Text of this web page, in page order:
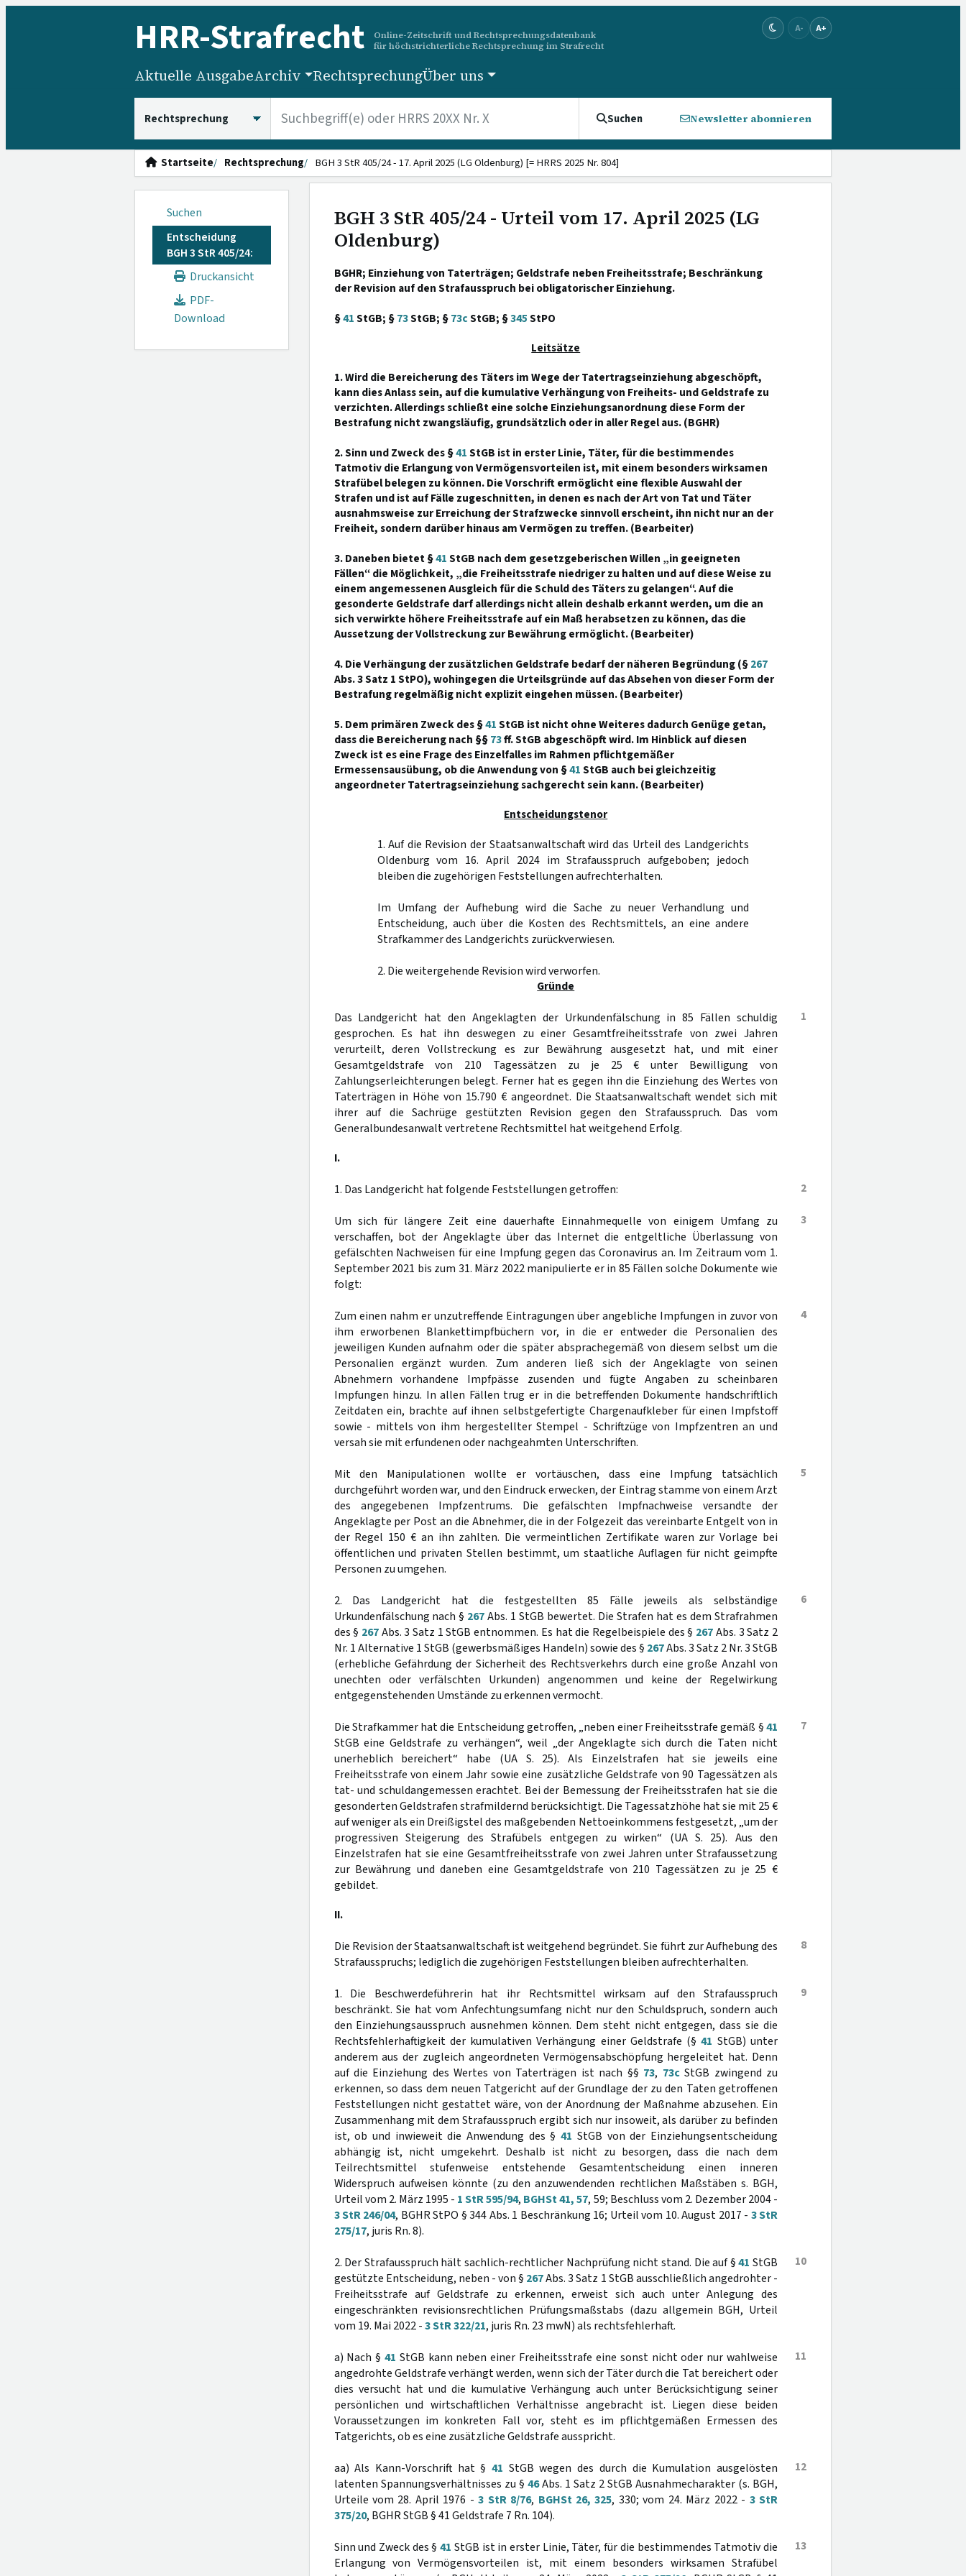
HRR-Strafrecht
Online-Zeitschrift und Rechtsprechungsdatenbank
für höchstrichterliche Rechtsprechung im Strafrecht
A- A+
Aktuelle AusgabeArchiv RechtsprechungÜber uns
Suchen Newsletter abonnieren
Startseite Rechtsprechung BGH 3 StR 405/24 - 17. April 2025 (LG Oldenburg) [= HRRS 2025 Nr. 804]
Suchen
Entscheidung
BGH 3 StR 405/24:
Druckansicht
PDF-
Download
BGH 3 StR 405/24 - Urteil vom 17. April 2025 (LG
Oldenburg)
BGHR; Einziehung von Taterträgen; Geldstrafe neben Freiheitsstrafe; Beschränkung
der Revision auf den Strafausspruch bei obligatorischer Einziehung.
§41StGB; §73StGB; §73cStGB; §345StPO
Leitsätze
1. Wird die Bereicherung des Täters im Wege der Tatertragseinziehung abgeschöpft,
kann dies Anlass sein, auf die kumulative Verhängung von Freiheits- und Geldstrafe zu
verzichten. Allerdings schließt eine solche Einziehungsanordnung diese Form der
Bestrafung nicht zwangsläufig, grundsätzlich oder in aller Regel aus. (BGHR)
2. Sinn und Zweck des §41StGB ist in erster Linie, Täter, für die bestimmendes
Tatmotiv die Erlangung von Vermögensvorteilen ist, mit einem besonders wirksamen
Strafübel belegen zu können. Die Vorschrift ermöglicht eine flexible Auswahl der
Strafen und ist auf Fälle zugeschnitten, in denen es nach der Art von Tat und Täter
ausnahmsweise zur Erreichung der Strafzwecke sinnvoll erscheint, ihn nicht nur an der
Freiheit, sondern darüber hinaus am Vermögen zu treffen. (Bearbeiter)
3. Daneben bietet §41StGB nach dem gesetzgeberischen Willen „in geeigneten
Fällen“ die Möglichkeit, „die Freiheitsstrafe niedriger zu halten und auf diese Weise zu
einem angemessenen Ausgleich für die Schuld des Täters zu gelangen“. Auf die
gesonderte Geldstrafe darf allerdings nicht allein deshalb erkannt werden, um die an
sich verwirkte höhere Freiheitsstrafe auf ein Maß herabsetzen zu können, das die
Aussetzung der Vollstreckung zur Bewährung ermöglicht. (Bearbeiter)
4. Die Verhängung der zusätzlichen Geldstrafe bedarf der näheren Begründung (§267
Abs. 3 Satz 1 StPO), wohingegen die Urteilsgründe auf das Absehen von dieser Form der
Bestrafung regelmäßig nicht explizit eingehen müssen. (Bearbeiter)
5. Dem primären Zweck des §41StGB ist nicht ohne Weiteres dadurch Genüge getan,
dass die Bereicherung nach §§73ff. StGB abgeschöpft wird. Im Hinblick auf diesen
Zweck ist es eine Frage des Einzelfalles im Rahmen pflichtgemäßer
Ermessensausübung, ob die Anwendung von §41StGB auch bei gleichzeitig
angeordneter Tatertragseinziehung sachgerecht sein kann. (Bearbeiter)
Entscheidungstenor
1. Auf die Revision der Staatsanwaltschaft wird das Urteil des Landgerichts
Oldenburg vom 16. April 2024 im Strafausspruch aufgeboben; jedoch
bleiben die zugehörigen Feststellungen aufrechterhalten.
Im Umfang der Aufhebung wird die Sache zu neuer Verhandlung und
Entscheidung, auch über die Kosten des Rechtsmittels, an eine andere
Strafkammer des Landgerichts zurückverwiesen.
2. Die weitergehende Revision wird verworfen.
Gründe
1
Das Landgericht hat den Angeklagten der Urkundenfälschung in 85 Fällen schuldig
gesprochen. Es hat ihn deswegen zu einer Gesamtfreiheitsstrafe von zwei Jahren
verurteilt, deren Vollstreckung es zur Bewährung ausgesetzt hat, und mit einer
Gesamtgeldstrafe von 210 Tagessätzen zu je 25 € unter Bewilligung von
Zahlungserleichterungen belegt. Ferner hat es gegen ihn die Einziehung des Wertes von
Taterträgen in Höhe von 15.790 € angeordnet. Die Staatsanwaltschaft wendet sich mit
ihrer auf die Sachrüge gestützten Revision gegen den Strafausspruch. Das vom
Generalbundesanwalt vertretene Rechtsmittel hat weitgehend Erfolg.
I.
2
1. Das Landgericht hat folgende Feststellungen getroffen:
3
Um sich für längere Zeit eine dauerhafte Einnahmequelle von einigem Umfang zu
verschaffen, bot der Angeklagte über das Internet die entgeltliche Überlassung von
gefälschten Nachweisen für eine Impfung gegen das Coronavirus an. Im Zeitraum vom 1.
September 2021 bis zum 31. März 2022 manipulierte er in 85 Fällen solche Dokumente wie
folgt:
4
Zum einen nahm er unzutreffende Eintragungen über angebliche Impfungen in zuvor von
ihm erworbenen Blankettimpfbüchern vor, in die er entweder die Personalien des
jeweiligen Kunden aufnahm oder die später absprachegemäß von diesem selbst um die
Personalien ergänzt wurden. Zum anderen ließ sich der Angeklagte von seinen
Abnehmern vorhandene Impfpässe zusenden und fügte Angaben zu scheinbaren
Impfungen hinzu. In allen Fällen trug er in die betreffenden Dokumente handschriftlich
Zeitdaten ein, brachte auf ihnen selbstgefertigte Chargenaufkleber für einen Impfstoff
sowie - mittels von ihm hergestellter Stempel - Schriftzüge von Impfzentren an und
versah sie mit erfundenen oder nachgeahmten Unterschriften.
5
Mit den Manipulationen wollte er vortäuschen, dass eine Impfung tatsächlich
durchgeführt worden war, und den Eindruck erwecken, der Eintrag stamme von einem Arzt
des angegebenen Impfzentrums. Die gefälschten Impfnachweise versandte der
Angeklagte per Post an die Abnehmer, die in der Folgezeit das vereinbarte Entgelt von in
der Regel 150 € an ihn zahlten. Die vermeintlichen Zertifikate waren zur Vorlage bei
öffentlichen und privaten Stellen bestimmt, um staatliche Auflagen für nicht geimpfte
Personen zu umgehen.
6
2. Das Landgericht hat die festgestellten 85 Fälle jeweils als selbständige
Urkundenfälschung nach § 267Abs. 1 StGB bewertet. Die Strafen hat es dem Strafrahmen
des § 267Abs. 3 Satz 1 StGB entnommen. Es hat die Regelbeispiele des § 267Abs. 3 Satz 2
Nr. 1 Alternative 1 StGB (gewerbsmäßiges Handeln) sowie des § 267Abs. 3 Satz 2 Nr. 3 StGB
(erhebliche Gefährdung der Sicherheit des Rechtsverkehrs durch eine große Anzahl von
unechten oder verfälschten Urkunden) angenommen und keine der Regelwirkung
entgegenstehenden Umstände zu erkennen vermocht.
7
Die Strafkammer hat die Entscheidung getroffen, „neben einer Freiheitsstrafe gemäß §41
StGB eine Geldstrafe zu verhängen“, weil „der Angeklagte sich durch die Taten nicht
unerheblich bereichert“ habe (UA S. 25). Als Einzelstrafen hat sie jeweils eine
Freiheitsstrafe von einem Jahr sowie eine zusätzliche Geldstrafe von 90 Tagessätzen als
tat- und schuldangemessen erachtet. Bei der Bemessung der Freiheitsstrafen hat sie die
gesonderten Geldstrafen strafmildernd berücksichtigt. Die Tagessatzhöhe hat sie mit 25 €
auf weniger als ein Dreißigstel des maßgebenden Nettoeinkommens festgesetzt, „um der
progressiven Steigerung des Strafübels entgegen zu wirken“ (UA S. 25). Aus den
Einzelstrafen hat sie eine Gesamtfreiheitsstrafe von zwei Jahren unter Strafaussetzung
zur Bewährung und daneben eine Gesamtgeldstrafe von 210 Tagessätzen zu je 25 €
gebildet.
II.
8
Die Revision der Staatsanwaltschaft ist weitgehend begründet. Sie führt zur Aufhebung des
Strafausspruchs; lediglich die zugehörigen Feststellungen bleiben aufrechterhalten.
9
1. Die Beschwerdeführerin hat ihr Rechtsmittel wirksam auf den Strafausspruch
beschränkt. Sie hat vom Anfechtungsumfang nicht nur den Schuldspruch, sondern auch
den Einziehungsausspruch ausnehmen können. Dem steht nicht entgegen, dass sie die
Rechtsfehlerhaftigkeit der kumulativen Verhängung einer Geldstrafe (§41 StGB) unter
anderem aus der zugleich angeordneten Vermögensabschöpfung hergeleitet hat. Denn
auf die Einziehung des Wertes von Taterträgen ist nach §§ 73, 73cStGB zwingend zu
erkennen, so dass dem neuen Tatgericht auf der Grundlage der zu den Taten getroffenen
Feststellungen nicht gestattet wäre, von der Anordnung der Maßnahme abzusehen. Ein
Zusammenhang mit dem Strafausspruch ergibt sich nur insoweit, als darüber zu befinden
ist, ob und inwieweit die Anwendung des §41 StGB von der Einziehungsentscheidung
abhängig ist, nicht umgekehrt. Deshalb ist nicht zu besorgen, dass die nach dem
Teilrechtsmittel stufenweise entstehende Gesamtentscheidung einen inneren
Widerspruch aufweisen könnte (zu den anzuwendenden rechtlichen Maßstäben s. BGH,
Urteil vom 2. März 1995 - 1 StR 595/94, BGHSt 41, 57, 59; Beschluss vom 2. Dezember 2004 -
3 StR 246/04, BGHR StPO § 344 Abs. 1 Beschränkung 16; Urteil vom 10. August 2017 - 3 StR
275/17, juris Rn. 8).
10
2. Der Strafausspruch hält sachlich-rechtlicher Nachprüfung nicht stand. Die auf §41 StGB
gestützte Entscheidung, neben - von § 267Abs. 3 Satz 1 StGB ausschließlich angedrohter -
Freiheitsstrafe auf Geldstrafe zu erkennen, erweist sich auch unter Anlegung des
eingeschränkten revisionsrechtlichen Prüfungsmaßstabs (dazu allgemein BGH, Urteil
vom 19. Mai 2022 -3 StR 322/21, juris Rn. 23 mwN) als rechtsfehlerhaft.
11
a) Nach § 41 StGB kann neben einer Freiheitsstrafe eine sonst nicht oder nur wahlweise
angedrohte Geldstrafe verhängt werden, wenn sich der Täter durch die Tat bereichert oder
dies versucht hat und die kumulative Verhängung auch unter Berücksichtigung seiner
persönlichen und wirtschaftlichen Verhältnisse angebracht ist. Liegen diese beiden
Voraussetzungen im konkreten Fall vor, steht es im pflichtgemäßen Ermessen des
Tatgerichts, ob es eine zusätzliche Geldstrafe ausspricht.
12
aa) Als Kann-Vorschrift hat §41 StGB wegen des durch die Kumulation ausgelösten
latenten Spannungsverhältnisses zu § 46Abs. 1 Satz 2 StGB Ausnahmecharakter (s. BGH,
Urteile vom 28. April 1976 -3 StR 8/76, BGHSt 26, 325, 330; vom 24. März 2022 - 3 StR
375/20, BGHR StGB § 41 Geldstrafe 7 Rn. 104).
13
Sinn und Zweck des §41 StGB ist in erster Linie, Täter, für die bestimmendes Tatmotiv die
Erlangung von Vermögensvorteilen ist, mit einem besonders wirksamen Strafübel